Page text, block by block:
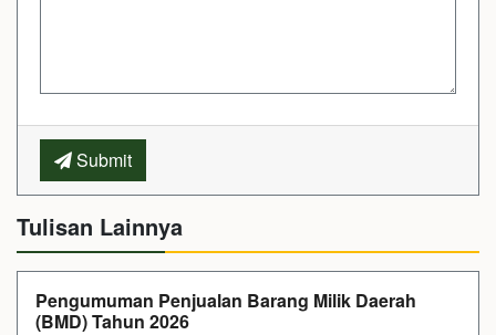
Submit
Tulisan Lainnya
Pengumuman Penjualan Barang Milik Daerah
(BMD) Tahun 2026